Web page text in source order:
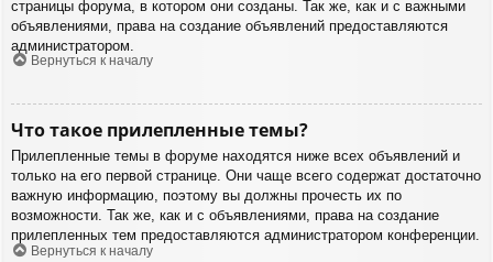
страницы форума, в котором они созданы. Так же, как и с важными
объявлениями, права на создание объявлений предоставляются
администратором.
Вернуться к началу
Что такое прилепленные темы?
Прилепленные темы в форуме находятся ниже всех объявлений и
только на его первой странице. Они чаще всего содержат достаточно
важную информацию, поэтому вы должны прочесть их по
возможности. Так же, как и с объявлениями, права на создание
прилепленных тем предоставляются администратором конференции.
Вернуться к началу